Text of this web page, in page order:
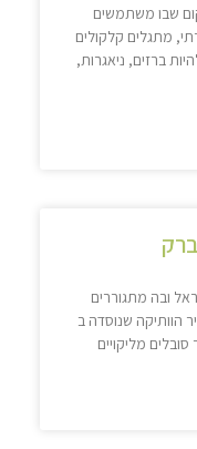
שבו משתמשים
מתגלים קלקולים
ברזים, ניאגרות,
ובה מתגוררים
200,000 איש. בעיר הוותיקה שנוסדה ב